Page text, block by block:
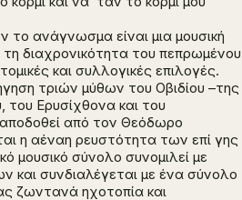
το ανάγνωσμα είναι μια μουσική
διαχρονικότητα του πεπρωμένου
και συλλογικές επιλογές.
τριών μύθων του Οβιδίου –της
του Ερυσίχθoνα και του
από τον Θεόδωρο
η αέναη ρευστότητα των επί γης
σύνολο συνομιλεί με
και συνδιαλέγεται με ένα σύνολο
ζωντανά ηχοτοπία και